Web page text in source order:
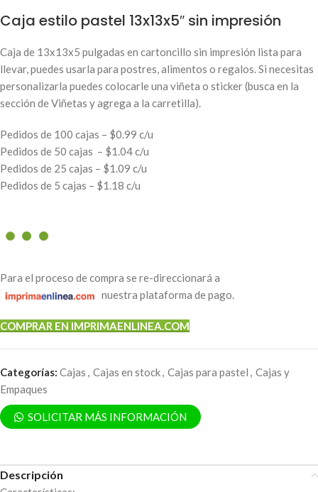
Caja estilo pastel 13x13x5″ sin impresión
Caja de 13x13x5 pulgadas en cartoncillo sin impresión lista para
llevar, puedes usarla para postres, alimentos o regalos. Si necesitas
personalizarla puedes colocarle una viñeta o sticker (busca en la
sección de Viñetas y agrega a la carretilla).
Pedidos de 100 cajas – $0.99 c/u
Pedidos de 50 cajas – $1.04 c/u
Pedidos de 25 cajas – $1.09 c/u
Pedidos de 5 cajas – $1.18 c/u
Para el proceso de compra se re-direccionará a
nuestra plataforma de pago.
COMPRAR EN IMPRIMAENLINEA.COM
Categorías: Cajas , Cajas en stock, Cajas para pastel , Cajas y
Empaques
SOLICITAR MÁS INFORMACIÓN
Descripción